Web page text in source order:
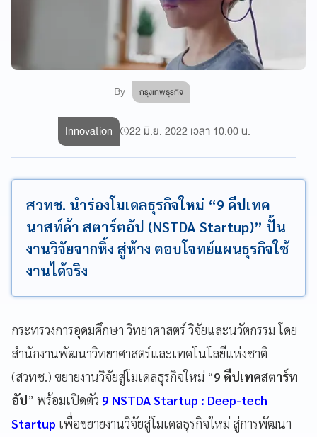
By กรุงเทพธุรกิจ
Innovation 22 มิ.ย. 2022 เวลา 10:00 น.
สวทช. นำร่องโมเดลธุรกิจใหม่ “9 ดีปเทค
นาสท์ด้า สตาร์ตอัป (NSTDA Startup)” ปั้น
งานวิจัยจากหิ้ง สู่ห้าง ตอบโจทย์แผนธุรกิจใช้
งานได้จริง
กระทรวงการอุดมศึกษา วิทยาศาสตร์ วิจัยและนวัตกรรม โดย
สำนักงานพัฒนาวิทยาศาสตร์และเทคโนโลยีแห่งชาติ
(สวทช.) ขยายงานวิจัยสู่โมเดลธุรกิจใหม่ “9 ดีปเทคสตาร์ท
อัป” พร้อมเปิดตัว 9 NSTDA Startup : Deep-tech
Startup เพื่อขยายงานวิจัยสู่โมเดลธุรกิจใหม่ สู่การพัฒนา